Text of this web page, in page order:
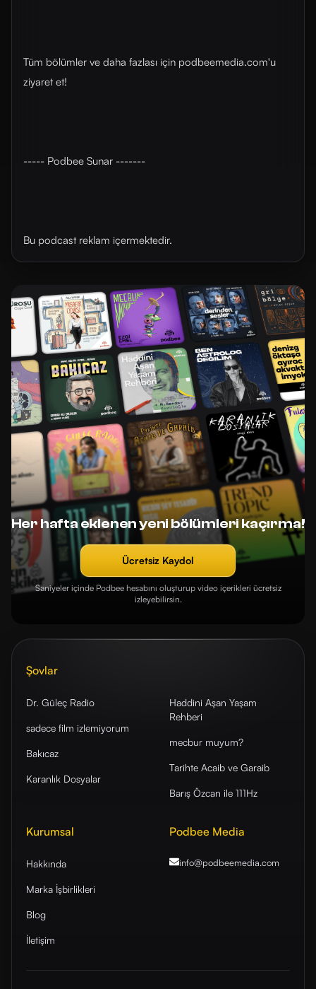
Tüm bölümler ve daha fazlası için ⁠⁠podbeemedia.com⁠⁠'u
ziyaret et!
----- Podbee Sunar -------
Bu podcast reklam içermektedir.
Her hafta eklenen yeni bölümleri kaçırma!
Ücretsiz Kaydol
Saniyeler içinde Podbee hesabını oluşturup video içerikleri ücretsiz
izleyebilirsin.
Şovlar
Dr. Güleç Radio
sadece film izlemiyorum
Bakıcaz
Karanlık Dosyalar
Haddini Aşan Yaşam
Rehberi
mecbur muyum?
Tarihte Acaib ve Garaib
Barış Özcan ile 111Hz
Kurumsal
Hakkında
Marka İşbirlikleri
Blog
İletişim
Podbee Media
info@podbeemedia.com